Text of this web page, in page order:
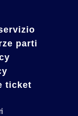
parti
ticket